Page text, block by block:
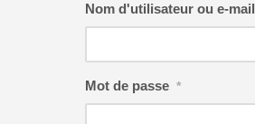
Nom d'utilisateur ou e-mail
Mot de passe *